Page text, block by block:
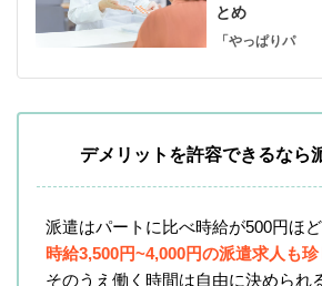
とめ
「やっぱりパ
デメリットを許容できるなら
派遣はパートに比べ時給が500円ほど
時給3,500円~4,000円の派遣求人も
そのうえ働く時間は自由に決められ